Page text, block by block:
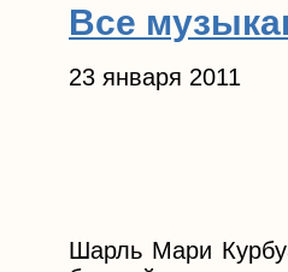
Все
23 января 2011
Шарль Мари